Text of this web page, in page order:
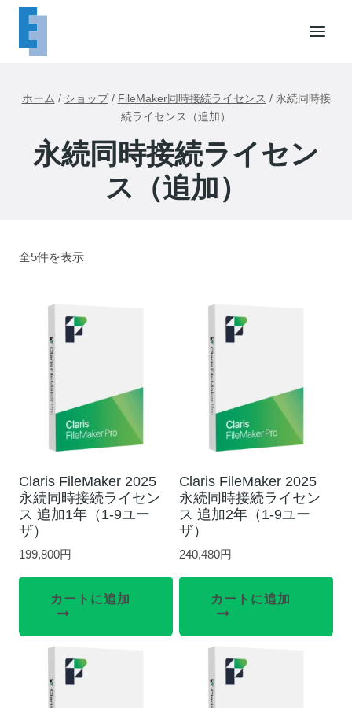
ホーム / ショップ / FileMaker同時接続ライセンス / 永続同時接
続ライセンス（追加）
永続同時接続ライセン
ス（追加）
全5件を表示
Claris FileMaker 2025
永続同時接続ライセン
ス 追加1年（1-9ユー
ザ）
199,800円
カートに追加
Claris FileMaker 2025
永続同時接続ライセン
ス 追加2年（1-9ユー
ザ）
240,480円
カートに追加